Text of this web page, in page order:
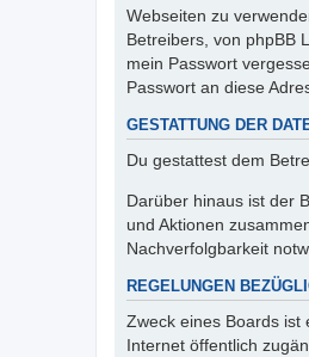
Webseiten zu
Betreibers, von phpBB
mein Passwort
Passwort an diese
GESTATTUNG DER
Du gestattest dem
Darüber hinaus ist der
und Aktionen
Nachverfolgbarkeit
REGELUNGEN
Zweck eines Boards ist
Internet öffentlich